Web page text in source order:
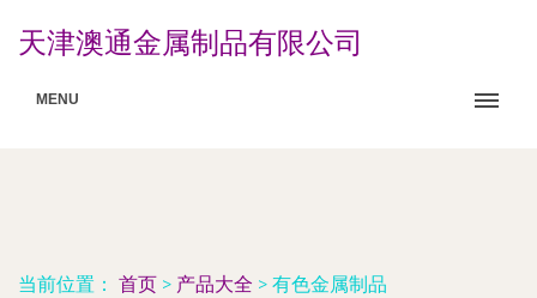
天津澳通金属制品有限公司
MENU
当前位置： 首页 > 产品大全 > 有色金属制品